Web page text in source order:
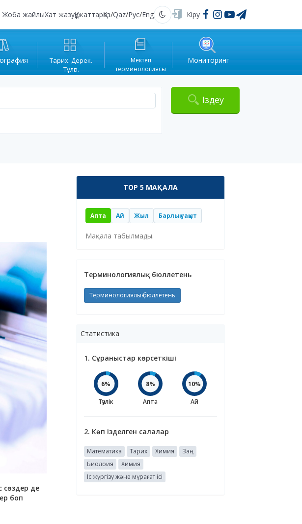
Жоба жайлыХат жазуҚұжаттарҚаз/Qaz/Рус/Eng Қараңғы Кіру
Тарих. Дерек.
Тұлға.
Мектеп
терминологиясы
Мониторинг
Іздеу
сөздер де
боп
TOP 5 МАҚАЛА
Апта Ай Жыл Барлық уақыт
Мақала табылмады.
Терминологиялық бюллетень
Терминологиялық бюллетень
Статистика
1. Сұраныстар көрсеткіші
6%
Тәулік
8%
Апта
10%
Ай
2. Көп ізделген салалар
Математика Тарих Химия
Заң
Биолоия
Химия
Іс жүргізу және мұрағат ісі